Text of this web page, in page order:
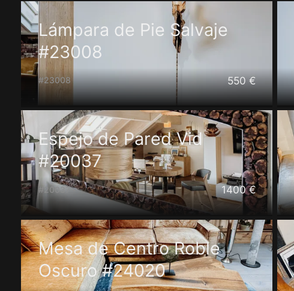
Lámpara de Pie Salvaje
#23008
#23008 550 €
Espejo de Pared Vid
#20037
#20037 1400 €
Mesa de Centro Roble
Oscuro #24020